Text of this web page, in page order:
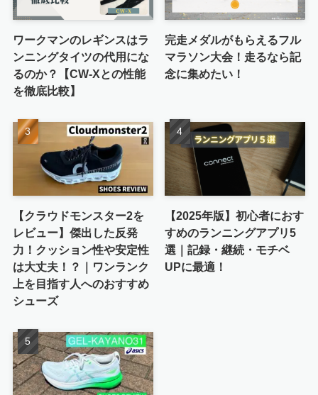
ワークマンのレギンスはラ
ンニングタイツの代用にな
るのか？【CW-Xとの性能
を徹底比較】
完走メダルがもらえるフル
マラソン大会！走るなら記
念に集めたい！
【クラウドモンスター2を
レビュー】傑出した反発
力！クッション性や安定性
は大丈夫！？｜ワンランク
上を目指す人へのおすすめ
シューズ
【2025年版】初心者におす
すめのランニングアプリ5
選｜記録・継続・モチベ
UPに最適！